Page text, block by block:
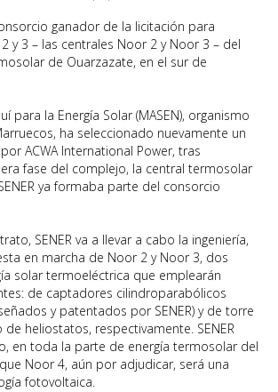
ganador de la licitación para
y 3 – las centrales Noor 2 y Noor 3 – del
de Ouarzazate, en el sur de
para la Energía Solar (MASEN), organismo
ha seleccionado nuevamente un
ACWA International Power, tras
fase del complejo, la central termosolar
ya formaba parte del consorcio
SENER va a llevar a cabo la ingeniería,
en marcha de Noor 2 y Noor 3, dos
solar termoeléctrica que emplearán
de captadores cilindroparabólicos
y patentados por SENER) y de torre
heliostatos, respectivamente. SENER
en toda la parte de energía termosolar del
Noor 4, aún por adjudicar, será una
fotovoltaica.